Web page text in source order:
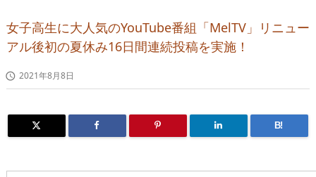
女子高生に大人気のYouTube番組「MelTV」リニュー
アル後初の夏休み16日間連続投稿を実施！
 2021年8月8日
B!